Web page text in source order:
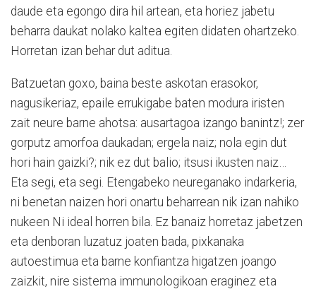
daude eta egongo dira hil artean, eta horiez jabetu
beharra daukat nolako kaltea egiten didaten ohartzeko.
Horretan izan behar dut aditua.
Batzuetan goxo, baina beste askotan erasokor,
nagusikeriaz, epaile errukigabe baten modura iristen
zait neure barne ahotsa: ausartagoa izango banintz!; zer
gorputz amorfoa daukadan; ergela naiz; nola egin dut
hori hain gaizki?; nik ez dut balio; itsusi ikusten naiz…
Eta segi, eta segi. Etengabeko neureganako indarkeria,
ni benetan naizen hori onartu beharrean nik izan nahiko
nukeen Ni ideal horren bila. Ez banaiz horretaz jabetzen
eta denboran luzatuz joaten bada, pixkanaka
autoestimua eta barne konfiantza higatzen joango
zaizkit, nire sistema immunologikoan eraginez eta